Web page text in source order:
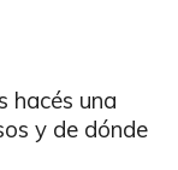
hacés una
y de dónde